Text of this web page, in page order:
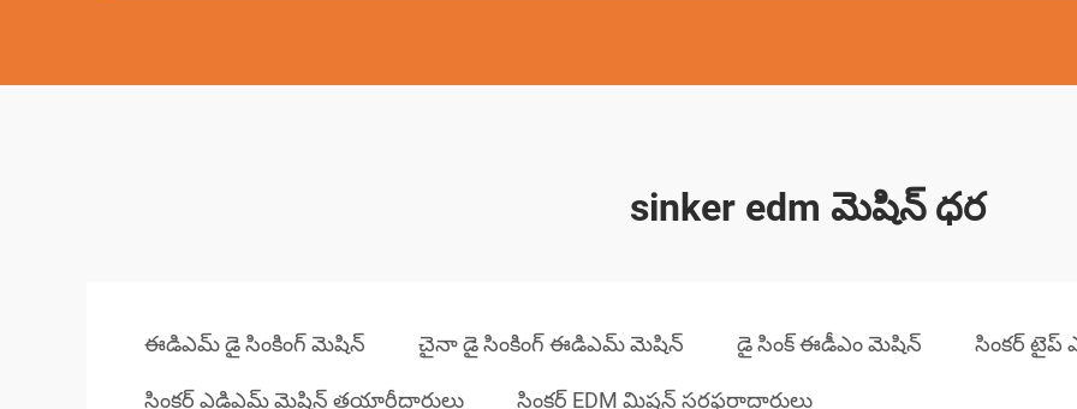
sinker edm మెషిన్ ధర
ఈడిఎమ్ డై సింకింగ్ మెషిన్ చైనా డై సింకింగ్ ఈడిఎమ్ మెషిన్ డై సింక్ ఈడీఎం మెషిన్ సింకర్ టైప్
సింకర్ ఎడిఎమ్ మెషిన్ తయారీదారులు సింకర్ EDM మిషన్ సరఫరాదారులు